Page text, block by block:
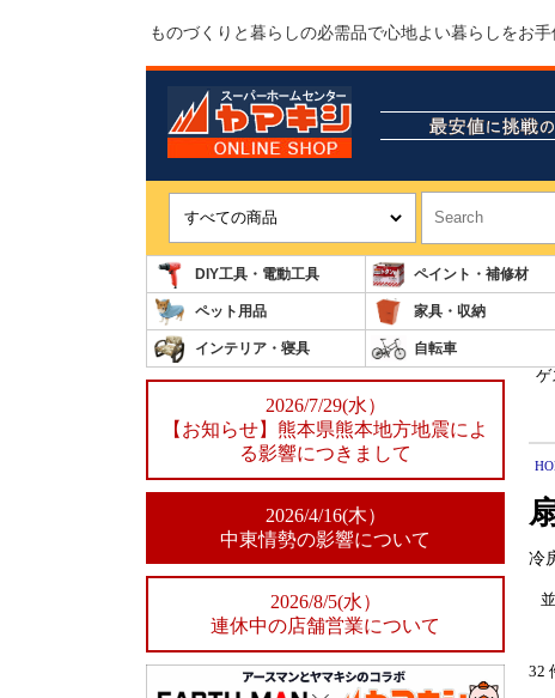
ものづくりと暮らしの必需品で心地よい暮らしをお手
DIY工具・電動工具 ペイント・補修材
ペット用品 家具・収納
インテリア・寝具 自転車
2026/7/29(水）
【お知らせ】熊本県熊本地方地震によ
る影響につきまして
2026/4/16(木）
中東情勢の影響について
2026/8/5(水）
連休中の店舗営業について
ゲ
冷
32